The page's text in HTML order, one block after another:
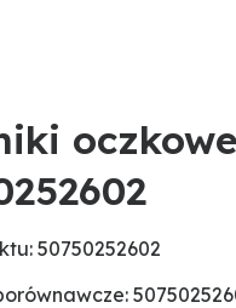
50750252602